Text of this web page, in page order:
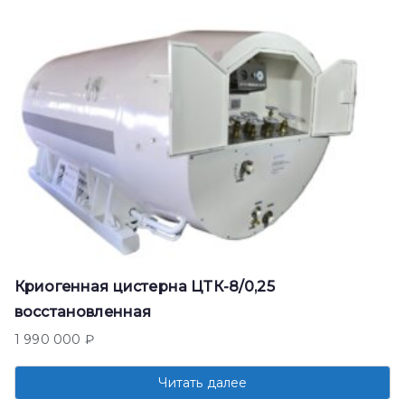
Криогенная цистерна ЦТК-8/0,25
восстановленная
1 990 000 ₽
Читать далее